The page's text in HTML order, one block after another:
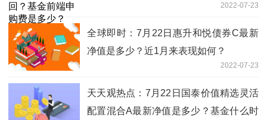
2022-07-23
全球即时：7月22日惠升和悦债券C最新
净值是多少？近1月来表现如何？
2022-07-23
天天观热点：7月22日国泰价值精选灵活
配置混合A最新净值是多少？基金什么时